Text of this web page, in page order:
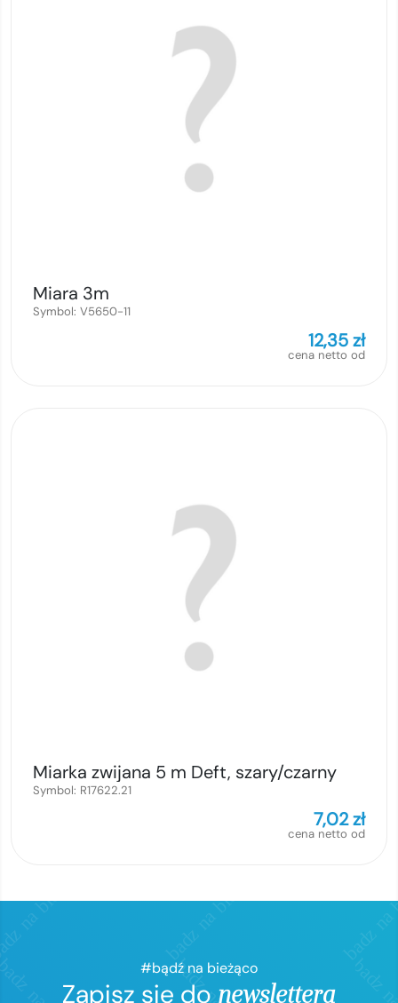
Miara 3m
Symbol: V5650-11
12,35zł
cena netto od
Miarka zwijana 5 m Deft, szary/czarny
Symbol: R17622.21
7,02zł
cena netto od
#bądź na bieżąco
Zapisz się do newslettera